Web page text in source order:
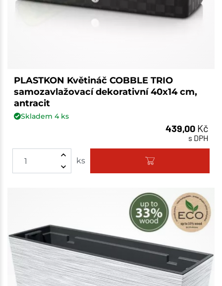
PLASTKON Květináč COBBLE TRIO
samozavlažovací dekorativní 40x14 cm,
antracit
Skladem 4ks
439,00 Kč
s DPH
ks